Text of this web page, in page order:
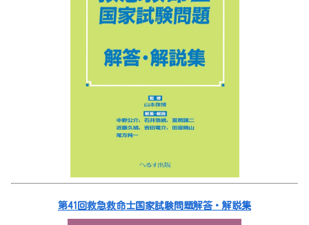
第41回救急救命士国家試験問題解答・解説集